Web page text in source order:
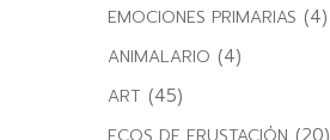
EMOCIONES PRIMARIAS (4)
ANIMALARIO (4)
ART (45)